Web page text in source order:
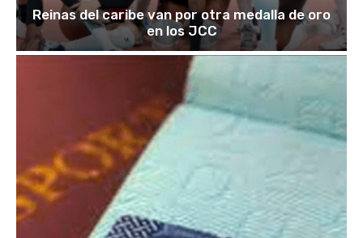
Reinas del caribe van por otra medalla de oro
en los JCC